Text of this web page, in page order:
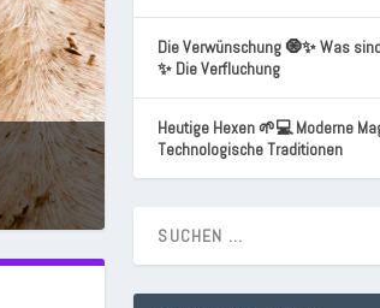
Die Verwünschung 🧿✨ Was
✨ Die Verfluchung
Heutige Hexen 🌱💻 Moderne
Technologische Traditionen